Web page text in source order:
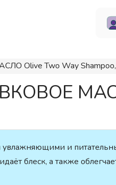
Olive Two Way
и
блеск, а также